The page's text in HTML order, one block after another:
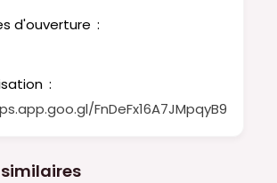
d'ouverture
FnDeFx16A7JMpqyB9